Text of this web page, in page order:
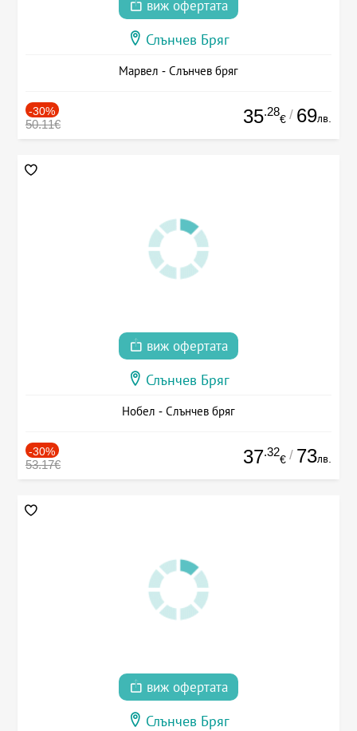
виж офертата
Слънчев Бряг
Марвел - Слънчев бряг
-30%
50.11€ 35.28
€ / 69лв.
виж офертата
Слънчев Бряг
Нобел - Слънчев бряг
-30%
53.17€ 37.32
€ / 73лв.
виж офертата
Слънчев Бряг